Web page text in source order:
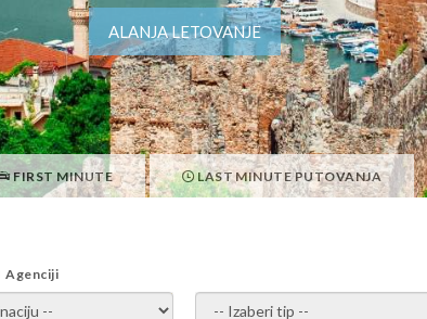
ALANJA LETOVANJE
FIRST MINUTE LAST MINUTE PUTOVANJA
Agenciji
- - izaberi tip -